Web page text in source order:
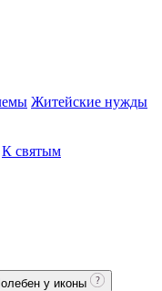
Житейские нужды
К святым
у иконы